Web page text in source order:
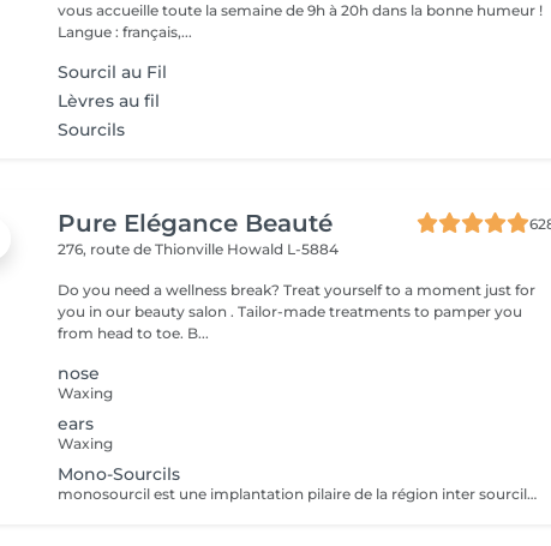
vous accueille toute la semaine de 9h à 20h dans la bonne humeur !
Langue : français,...
Sourcil au Fil
Lèvres au fil
Sourcils
Pure Elégance Beauté
276, route de Thionville Howald L-5884
Do you need a wellness break? Treat yourself to a moment just for
you in our beauty salon . Tailor-made treatments to pamper you
from head to toe. B...
nose
Waxing
ears
Waxing
Mono-Sourcils
monosourcil est une implantation pilaire de la région inter sourcilière, caractérisée par la confluence des deux sourcils à la base du nez.